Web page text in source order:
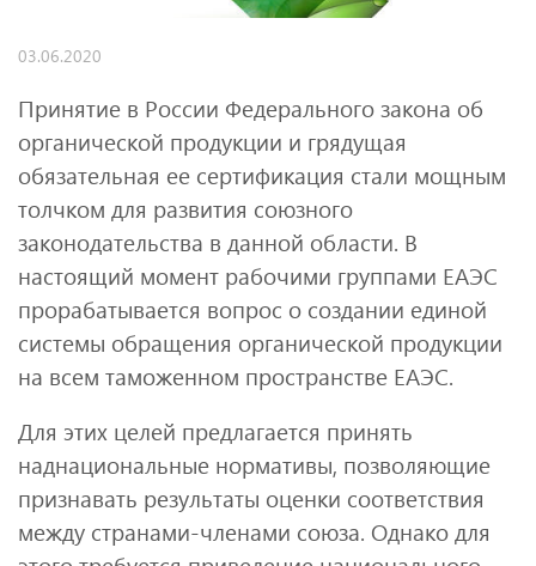
03.06.2020
Принятие в России Федерального закона об
органической продукции и грядущая
обязательная ее сертификация стали мощным
толчком для развития союзного
законодательства в данной области. В
настоящий момент рабочими группами ЕАЭС
прорабатывается вопрос о создании единой
системы обращения органической продукции
на всем таможенном пространстве ЕАЭС.
Для этих целей предлагается принять
наднациональные нормативы, позволяющие
признавать результаты оценки соответствия
между странами-членами союза. Однако для